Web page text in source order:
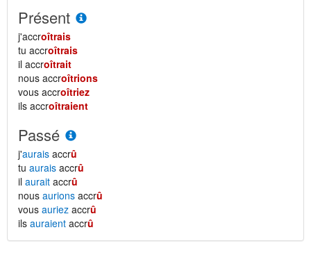
Présent
j'accroîtrais
tu accroîtrais
il accroîtrait
nous accroîtrions
vous accroîtriez
ils accroîtraient
Passé
j'aurais accrû
tu aurais accrû
il aurait accrû
nous aurions accrû
vous auriez accrû
ils auraient accrû